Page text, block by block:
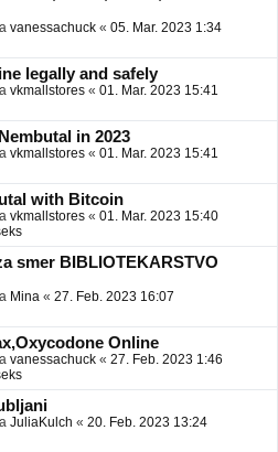
vanessachuck « 05. Mar. 2023 1:34
legally and safely
vkmallstores « 01. Mar. 2023 15:41
in 2023
vkmallstores « 01. Mar. 2023 15:41
with Bitcoin
vkmallstores « 01. Mar. 2023 15:40
smer BIBLIOTEKARSTVO
Mina « 27. Feb. 2023 16:07
Online
vanessachuck « 27. Feb. 2023 1:46
JuliaKulch « 20. Feb. 2023 13:24